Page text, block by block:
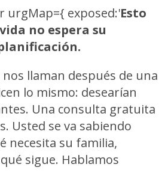
urgMap={ exposed:'Esto
no espera su
llaman después de una
lo mismo: desearían
Una consulta gratuita
Usted se va sabiendo
necesita su familia,
sigue. Hablamos